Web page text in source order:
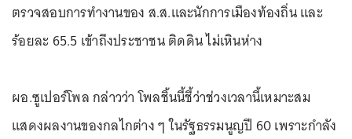
ตรวจสอบการทำงานของ ส.ส.และนักการเมืองท้องถิ่น และ
ร้อยละ 65.5 เข้าถึงประชาชน ติดดิน ไม่เหินห่าง
ผอ.ซูเปอร์โพล กล่าวว่า โพลชิ้นนี้ชี้ว่าช่วงเวลานี้เหมาะสม
แสดงผลงานของกลไกต่าง ๆ ในรัฐธรรมนูญปี 60 เพราะกำลัง